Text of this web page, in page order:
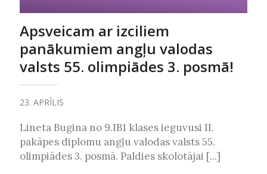
Apsveicam ar izciliem
panākumiem angļu valodas
valsts 55. olimpiādes 3. posmā!
23. APRĪLIS
Lineta Bugina no 9.IB1 klases ieguvusi II.
pakāpes diplomu angļu valodas valsts 55.
olimpiādes 3. posmā. Paldies skolotājai [...]